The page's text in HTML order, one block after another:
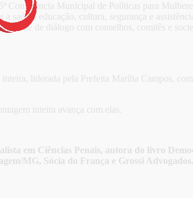
Conferência Municipal de Políticas para
saúde, educação, cultura, segurança e
de diálogo com conselhos, comitês e
liderada pela Prefeita Marília Campos,
inteira avança com elas.
em Ciências Penais, autora do livro
MG, Sócia do França e Grossi Advogados.